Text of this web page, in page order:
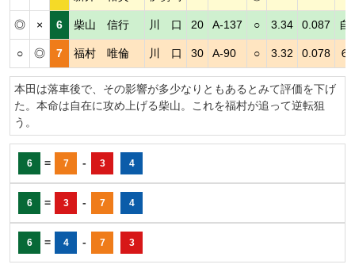
◎ × 6 柴山 信行 川 口 20 A-137 ○ 3.34 0.087 自
○ ◎ 7 福村 唯倫 川 口 30 A-90 ○ 3.32 0.078 ６
本田は落車後で、その影響が多少なりともあるとみて評価を下げ
た。本命は自在に攻め上げる柴山。これを福村が追って逆転狙
う。
6 = 7 - 3 4
6 = 3 - 7 4
6 = 4 - 7 3